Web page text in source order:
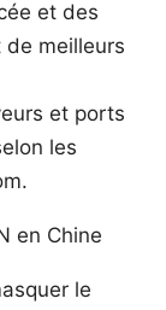
et des
meilleurs
et ports
les
en Chine
le